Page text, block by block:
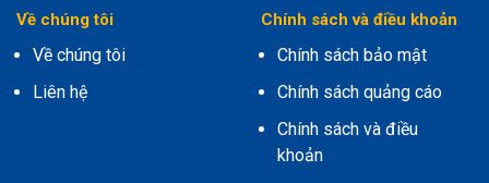
Về chúng tôi
Về chúng tôi
Liên hệ
Chính sách và điều khoản
Chính sách bảo mật
Chính sách quảng cáo
Chính sách và điều
khoản